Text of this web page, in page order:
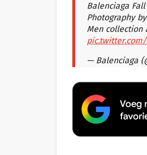
Balenciaga Fall
Photography by
Men collection
pic.twitter.com/
— Balenciaga